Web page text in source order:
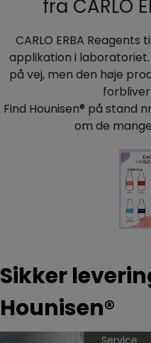
fra CARLO
CARLO ERBA
applikation i
på vej, men den høje
Find Hounisen® på stand
om de
Sikker
Hounisen®
Service